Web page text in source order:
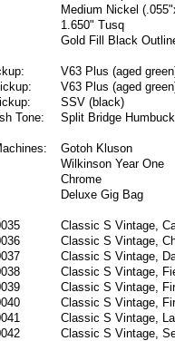
Medium Nickel
1.650" Tusq
Gold Fill Black
V63 Plus (aged
V63 Plus (aged
SSV (black)
Tone:
Split Bridge
Gotoh Kluson
Wilkinson Year One
Chrome
Deluxe Gig Bag
Classic S Vintage,
Classic S Vintage,
Classic S Vintage,
Classic S Vintage,
Classic S Vintage,
Classic S Vintage,
Classic S Vintage,
Classic S Vintage,